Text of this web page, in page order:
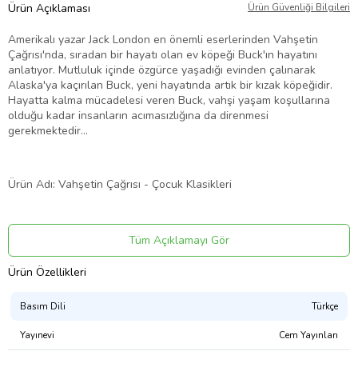
Ürün Açıklaması Ürün Güvenliği Bilgileri
Amerikalı yazar Jack London en önemli eserlerinden Vahşetin
Çağrısı'nda, sıradan bir hayatı olan ev köpeği Buck'ın hayatını
anlatıyor. Mutluluk içinde özgürce yaşadığı evinden çalınarak
Alaska'ya kaçırılan Buck, yeni hayatında artık bir kızak köpeğidir.
Hayatta kalma mücadelesi veren Buck, vahşi yaşam koşullarına
olduğu kadar insanların acımasızlığına da direnmesi
gerekmektedir...
Ürün Adı: Vahşetin Çağrısı - Çocuk Klasikleri
Ürün Kodu: 9786057703521
Yazar: Jack London
Basım Yılı: 2021
Kapak Türü: Karton Kapak
Tüm Açıklamayı Gör
Ürün Özellikleri
Basım Dili Türkçe
Yayınevi Cem Yayınları